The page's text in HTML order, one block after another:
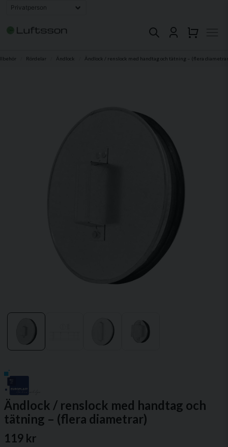
Rördelar Ändlock Ändlock / renslock med handtag och tätning – (flera
Ändlock / renslock med handtag och
tätning – (flera diametrar)
119 kr